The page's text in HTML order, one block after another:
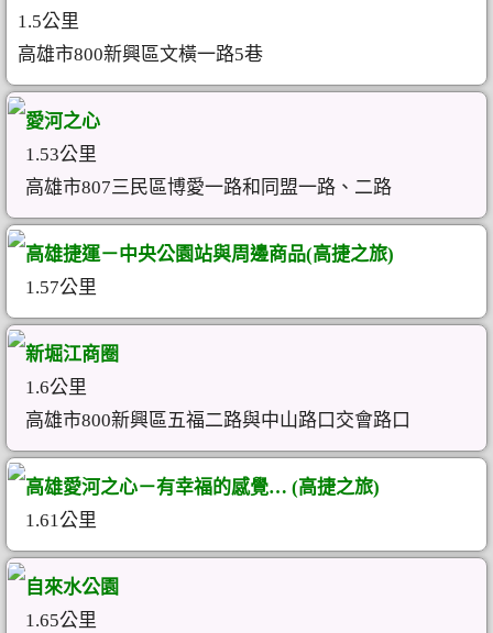
1.5公里
高雄市800新興區文橫一路5巷
愛河之心
1.53公里
高雄市807三民區博愛一路和同盟一路、二路
高雄捷運－中央公園站與周邊商品(高捷之旅)
1.57公里
新堀江商圈
1.6公里
高雄市800新興區五福二路與中山路口交會路口
高雄愛河之心－有幸福的感覺… (高捷之旅)
1.61公里
自來水公園
1.65公里